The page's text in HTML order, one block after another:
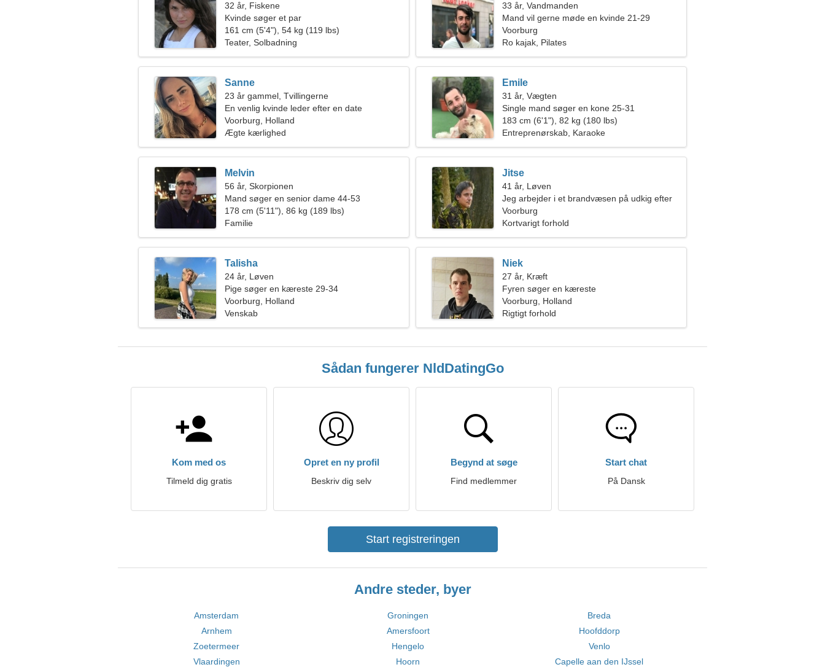
32 år, Fiskene
Kvinde søger et par
161 cm (5'4"), 54 kg (119 lbs)
Teater, Solbadning
33 år, Vandmanden
Mand vil gerne møde en kvinde 21-29
Voorburg
Ro kajak, Pilates
Sanne
23 år gammel, Tvillingerne
En venlig kvinde leder efter en date
Voorburg, Holland
Ægte kærlighed
Emile
31 år, Vægten
Single mand søger en kone 25-31
183 cm (6'1"), 82 kg (180 lbs)
Entreprenørskab, Karaoke
Melvin
56 år, Skorpionen
Mand søger en senior dame 44-53
178 cm (5'11"), 86 kg (189 lbs)
Familie
Jitse
41 år, Løven
Jeg arbejder i et brandvæsen på udkig efter
en romantisk kvinde
Voorburg
Kortvarigt forhold
Talisha
24 år, Løven
Pige søger en kæreste 29-34
Voorburg, Holland
Venskab
Niek
27 år, Kræft
Fyren søger en kæreste
Voorburg, Holland
Rigtigt forhold
Sådan fungerer NldDatingGo
Kom med os
Tilmeld dig gratis
Opret en ny profil
Beskriv dig selv
Begynd at søge
Find medlemmer
Start chat
På Dansk
Start registreringen
Andre steder, byer
Amsterdam Groningen
Breda
Arnhem
Amersfoort
Hoofddorp
Zoetermeer
Hengelo
Venlo
Vlaardingen
Hoorn Capelle aan den IJssel